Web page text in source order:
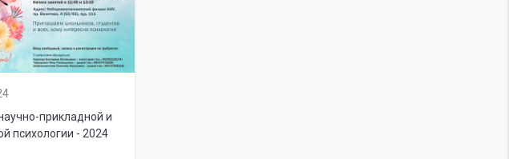
прикладной и
психологии - 2024